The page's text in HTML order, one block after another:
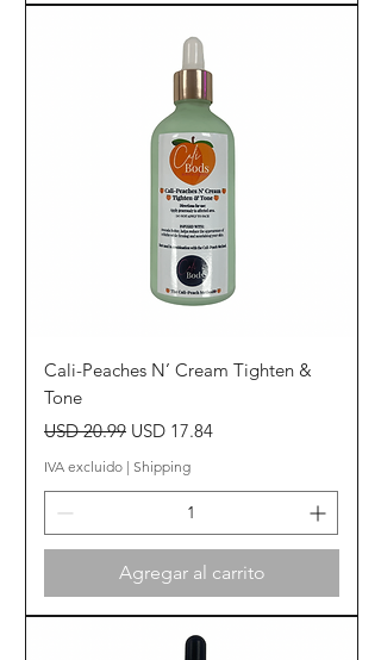
Cali-Peaches N’ Cream Tighten &
Tone
Precio
USD 20.99 Precio de oferta
USD 17.84
IVA excluido | Shipping
Agregar al carrito